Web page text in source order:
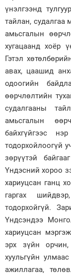
үнэлгээнд
тайлан, судалгаа
амьсгалын
хугацаанд хоёр
Гэтэл
авах, цаашид
одоогийн
өөрчлөлтийн
судалгааны
амьсгалын
байхгүйгээс
тодорхойлоогүй
зөрүүтэй
Үндэсний хороо
хариуцсан ганц
гаргах
тодорхойгүй.
Үндсэндээ
хариуцсан
эрх зүйн
хуульгүйн
ажиллагаа,